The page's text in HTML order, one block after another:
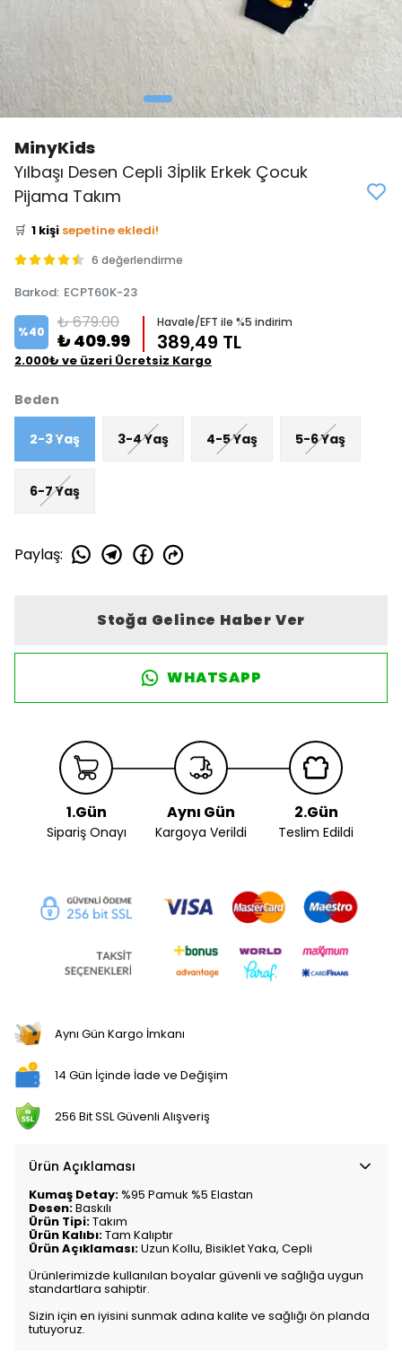
MinyKids
Yılbaşı Desen Cepli 3İplik Erkek Çocuk
Pijama Takım
👀 Şu an 3 kişi inceliyor!
Bu ürünü
🛒 1 kişi sepetine ekledi!
✅
Bugün 0 adet6 değerlendirme
Barkod: ECPT60K-23
%40 ₺ 679.00
₺ 409.99
Havale/EFT ile %5 indirim
389,49 TL
2.000₺ ve üzeri Ücretsiz Kargo
Beden
2-3 Yaş 3-4 Yaş 4-5 Yaş 5-6 Yaş
6-7 Yaş
Paylaş:
Stoğa Gelince Haber Ver
WHATSAPP
1.Gün
Sipariş Onayı
Aynı Gün
Kargoya Verildi
2.Gün
Teslim Edildi
Aynı Gün Kargo İmkanı
14 Gün İçinde İade ve Değişim
256 Bit SSL Güvenli Alışveriş
Ürün Açıklaması
Kumaş Detay:%95 Pamuk %5 Elastan
Desen:Baskılı
Ürün Tipi:Takım
Ürün Kalıbı:Tam Kalıptır
Ürün Açıklaması:Uzun Kollu, Bisiklet Yaka, Cepli
Ürünlerimizde kullanılan boyalar güvenli ve sağlığa uygun
standartlara sahiptir.
Sizin için en iyisini sunmak adına kalite ve sağlığı ön planda
tutuyoruz.